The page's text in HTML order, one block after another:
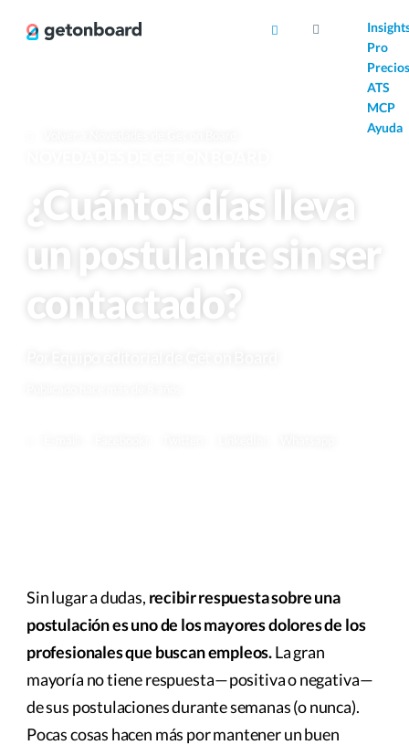
Pro
Precios
ATS
MCP
Ayuda
¿Cuántos días lleva
un postulante sin ser
contactado?
Sin lugar a dudas, recibir respuesta sobre una
postulación es uno de los mayores dolores de los
profesionales que buscan empleos.La gran
mayoría no tiene respuesta — positiva o negativa —
de sus postulaciones durante semanas (o nunca).
Pocas cosas hacen más por mantener un buen